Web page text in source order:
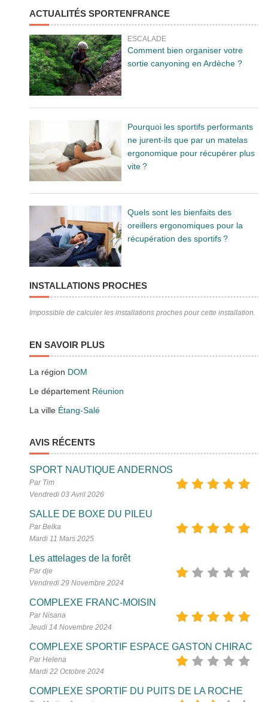
ACTUALITÉS SPORTENFRANCE
ESCALADE
Comment bien organiser votre
sortie canyoning en Ardèche ?
Pourquoi les sportifs performants
ne jurent-ils que par un matelas
ergonomique pour récupérer plus
vite ?
Quels sont les bienfaits des
oreillers ergonomiques pour la
récupération des sportifs ?
INSTALLATIONS PROCHES
Impossible de calculer les installations proches pour cette installation.
EN SAVOIR PLUS
La région DOM
Le département Réunion
La ville Étang-Salé
AVIS RÉCENTS
SPORT NAUTIQUE ANDERNOS
Par Tim
Vendredi 03 Avril 2026
SALLE DE BOXE DU PILEU
Par Belka
Mardi 11 Mars 2025
Les attelages de la forêt
Par dje
Vendredi 29 Novembre 2024
COMPLEXE FRANC-MOISIN
Par Nisana
Jeudi 14 Novembre 2024
COMPLEXE SPORTIF ESPACE GASTON CHIRAC
Par Helena
Mardi 22 Octobre 2024
COMPLEXE SPORTIF DU PUITS DE LA ROCHE